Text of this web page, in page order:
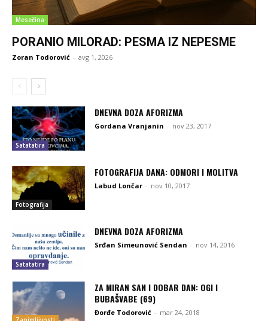
Mesečina
PORANIO MILORAD: PESMA IZ NEPESME
Zoran Todorović - avg 1, 2026
Satatatira
DNEVNA DOZA AFORIZMA
Gordana Vranjanin - nov 23, 2017
Fotografija
FOTOGRAFIJA DANA: ODMORI I MOLITVA
Labud Lončar - nov 10, 2017
Satatatira
DNEVNA DOZA AFORIZMA
Srđan Simeunović Sendan - nov 14, 2016
ZA MIRAN SAN I DOBAR DAN: OGI I
BUBAŠVABE (69)
Đorđe Todorović - mar 24, 2018